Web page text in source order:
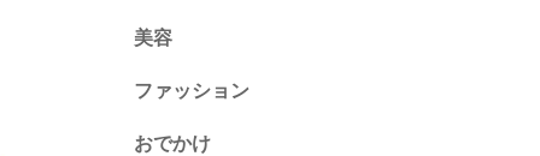
美容
ファッション
トレンド
おでかけ